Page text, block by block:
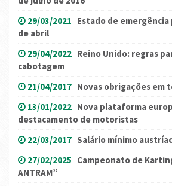
29/03/2021 Estado de
de abril
29/04/2022 Reino Unido: regras
cabotagem
21/04/2017 Novas obrigações em
13/01/2022 Nova plataforma
destacamento de motoristas
22/03/2017 Salário mínimo
27/02/2025 Campeonato de
ANTRAM”